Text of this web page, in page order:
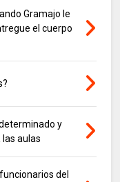
Gramajo le
el cuerpo
y
aulas
del